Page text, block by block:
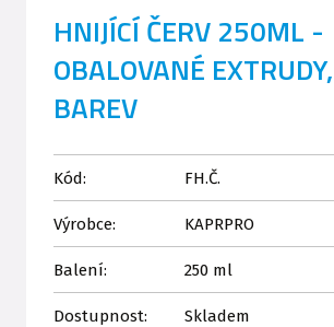
HNIJÍCÍ ČERV 250ML -
OBALOVANÉ
BAREV
Kód: FH.Č.
Výrobce: KAPRPRO
Balení: 250 ml
Dostupnost: Skladem